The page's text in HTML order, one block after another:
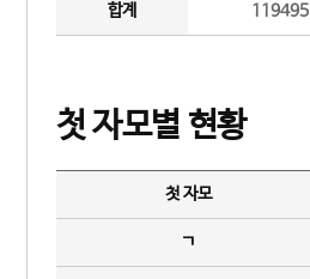
합계
첫 자모별 현황
첫 자모
ㄱ